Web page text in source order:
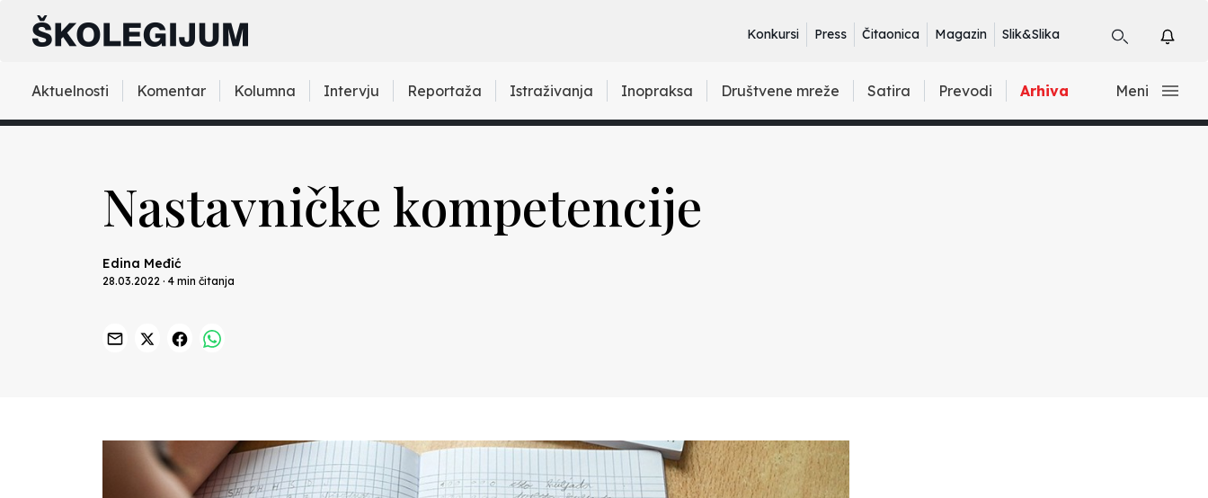
Konkursi Press Čitaonica Magazin Slik&Slika
Aktuelnosti Komentar Kolumna Intervju Reportaža Istraživanja Inopraksa Društvene mreže Satira Prevodi Arhiva Meni
Nastavničke kompetencije
Edina Međić
28.03.2022 · 4 min čitanja